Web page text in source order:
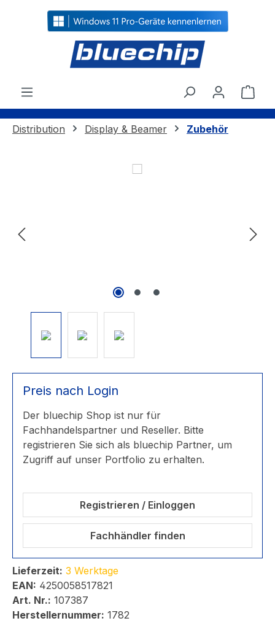
springen
Distribution Display & Beamer Zubehör
Bildergalerie überspringen
Preis nach Login
Der bluechip Shop ist nur für
Fachhandelspartner und Reseller. Bitte
registrieren Sie sich als bluechip Partner, um
Zugriff auf unser Portfolio zu erhalten.
Registrieren / Einloggen
Fachhändler finden
Lieferzeit: 3 Werktage
EAN: 4250058517821
Art. Nr.: 107387
Herstellernummer: 1782